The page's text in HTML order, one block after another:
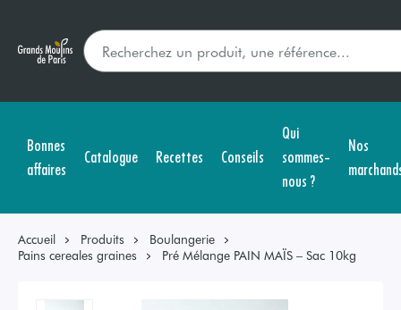
Bonnes
affaires
Catalogue Recettes Conseils
Qui
sommes-
nous ?
Nos
Accueil Produits
Boulangerie
Pains cereales graines
Pré Mélange PAIN MAÏS – Sac 10kg